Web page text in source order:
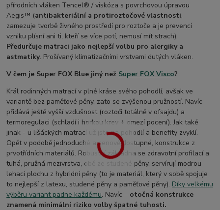
přírodních vláken Tencel® / viskóza s povrchovou úpravou
Aegis™ (antibakteriální a protiroztočové vlastnosti,
zamezuje tvorbě živného prostředí pro roztoče a je prevencí
vzniku plísní ani ti, kteří se více potí, nemusí mít strach).
Předurčuje matraci jako nejlepší volbu pro alergiky a
astmatiky. Prošívaný klimatizačními vrstvami dutých vláken.
V čem je Super FOX Blue jiný než Super FOX Visco?
Král rodinných matrací v plné kráse svého pohodlí, avšak ve
variantě bez paměťové pěny, zato se zvýšenou pružností. Navíc
přidává ještě vyšší vzdušnost (roztoči totálně v ofsajdu) a
termoregulaci (schladí i horkou krev + omezí pocení). Jak také
jinak - u lišáckých matrací už jste na pohodlí a benefity zvyklí.
Opět v podobě jednoduché a cenově dostupné, konstrukce z
prvotřídních materiálů. Robustní základna se zdravotní profilací a
tuhá, pružná mezivrstva, obě ze studené pěny, servírují modrou
lehací plochu z hybridní pěny (to je materiál, který v sobě spojuje
to nejlepší z latexu, studené pěny a paměťové pěny). Díky velkému
výběru variant padne každému. Navíc – otočná konstrukce
znamená minimální riziko volby špatné tuhosti.